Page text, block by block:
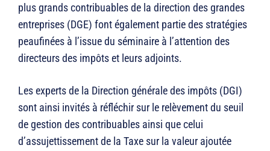
plus grands contribuables de la direction des grandes
entreprises (DGE) font également partie des stratégies
peaufinées à l’issue du séminaire à l’attention des
directeurs des impôts et leurs adjoints.
Les experts de la Direction générale des impôts (DGI)
sont ainsi invités à réfléchir sur le relèvement du seuil
de gestion des contribuables ainsi que celui
d’assujettissement de la Taxe sur la valeur ajoutée